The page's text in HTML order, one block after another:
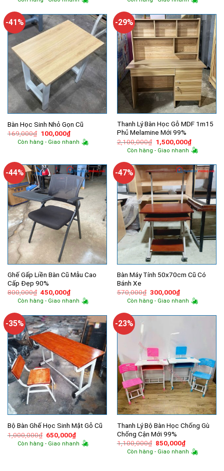
là:
tại
720,000₫.
là:
tại
335,000₫.
-41%
Bàn Học Sinh Nhỏ Gọn Cũ
169,000₫ Giá
gốc
là:
100,000₫Giá
hiện
tại
Còn hàng - Giao nhanh
-29%
Thanh Lý Bàn Học Gỗ MDF 1m15
Phủ Melamine Mới 99%
2,100,000₫ Giá
gốc
là:
1,500,000₫Giá
hiện
tại
Còn hàng - Giao nhanh
-44%
Ghế Gấp Liền Bàn Cũ Mẫu Cao
Cấp Đẹp 90%
800,000₫ Giá
gốc
là:
450,000₫Giá
hiện
tại
450,000₫.
Còn hàng - Giao nhanh
-47%
Bàn Máy Tính 50x70cm Cũ Có
Bánh Xe
570,000₫ Giá
gốc
là:
300,000₫Giá
hiện
tại
300,000₫.
Còn hàng - Giao nhanh
-35%
Bộ Bàn Ghế Học Sinh Mặt Gỗ Cũ
1,000,000₫ Giá
gốc
là:
650,000₫Giá
hiện
tại
Còn hàng - Giao nhanh
-23%
Thanh Lý Bộ Bàn Học Chống Gù
Chống Cận Mới 99%
1,100,000₫ Giá
gốc
là:
850,000₫Giá
hiện
tại
Còn hàng - Giao nhanh